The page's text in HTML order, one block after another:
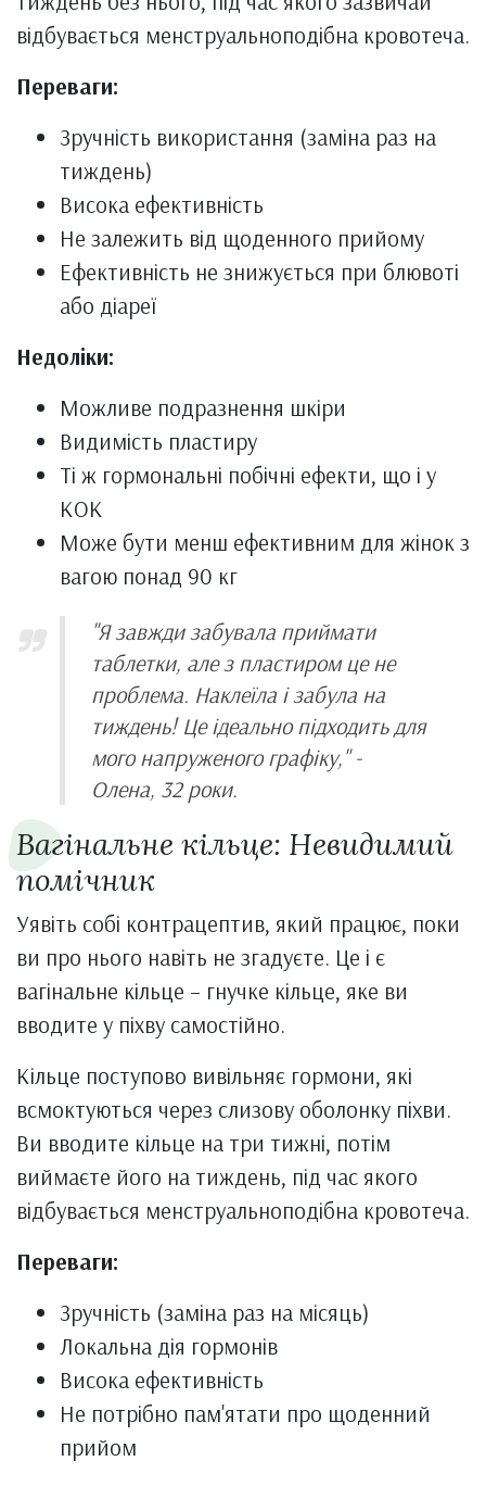
відбувається менструальноподібна кровотеча.
Переваги:
Зручність використання (заміна раз на
тиждень)
Висока ефективність
Не залежить від щоденного прийому
Ефективність не знижується при блювоті
або діареї
Недоліки:
Можливе подразнення шкіри
Видимість пластиру
Ті ж гормональні побічні ефекти, що і у
КОК
Може бути менш ефективним для жінок з
вагою понад 90 кг
"Я завжди забувала приймати
таблетки, але з пластиром це не
проблема. Наклеїла і забула на
тиждень! Це ідеально підходить для
мого напруженого графіку," -
Олена, 32 роки.
Вагінальне кільце: Невидимий
помічник
Уявіть собі контрацептив, який працює, поки
ви про нього навіть не згадуєте. Це і є
вагінальне кільце – гнучке кільце, яке ви
вводите у піхву самостійно.
Кільце поступово вивільняє гормони, які
всмоктуються через слизову оболонку піхви.
Ви вводите кільце на три тижні, потім
виймаєте його на тиждень, під час якого
відбувається менструальноподібна кровотеча.
Переваги:
Зручність (заміна раз на місяць)
Локальна дія гормонів
Висока ефективність
Не потрібно пам'ятати про щоденний
прийом